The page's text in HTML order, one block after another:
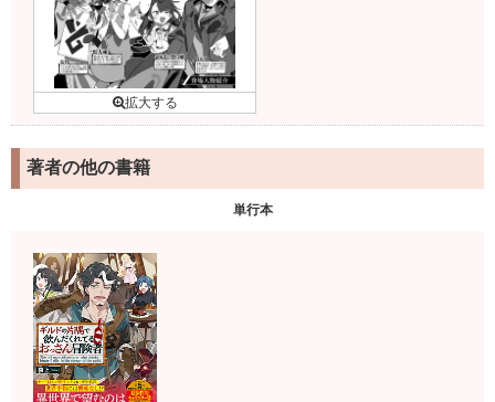
著者の他の書籍
単行本